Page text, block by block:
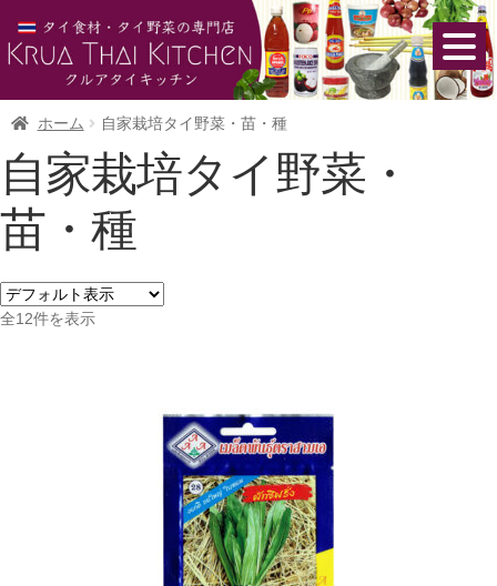
ホーム 自家栽培タイ野菜・苗・種
自家栽培タイ野菜・
苗・種
全12件を表示